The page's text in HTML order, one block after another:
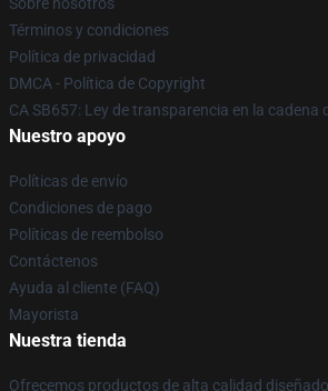
Términos y condiciones
Política de privacidad
DMCA - Política de Copyright
CA SB657: Ley de transparencia en la cadena
Nuestro apoyo
Políticas de envío
Condiciones de pago
Políticas de reembolso
Contáctenos
Ayuda al cliente (FAQ)
Mayorista
Nuestra tienda
Ofrecemos productos de alta calidad